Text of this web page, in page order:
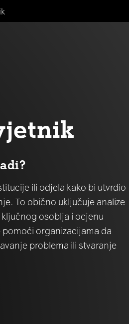
ili odjela kako bi utvrdio
To obično uključuje analize
osoblja i ocjenu
organizacijama da
problema ili stvaranje